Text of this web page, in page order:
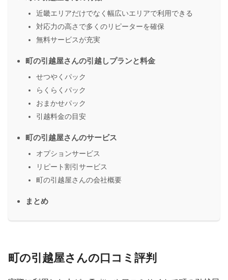
近畿エリアだけでなく幅広いエリアで利用できる
対応力の高さで多くのリピーターを確保
無料サービスが充実
町の引越屋さんの引越しプランと料金
せつやくパック
らくらくパック
おまかせパック
引越料金の目安
町の引越屋さんのサービス
オプションサービス
リピート割引サービス
町の引越屋さんの会社概要
まとめ
町の引越屋さんの口コミ評判